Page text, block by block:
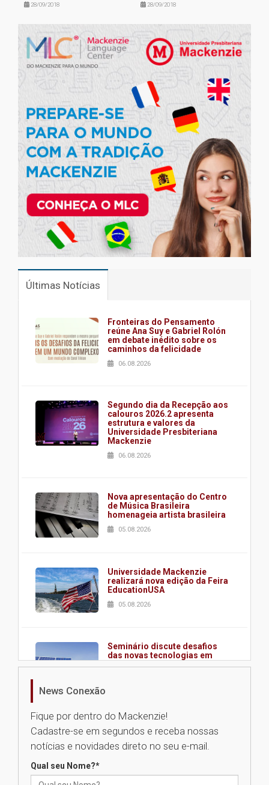
28/09/2018 28/09/2018
Últimas Notícias
Fronteiras do Pensamento
reúne Ana Suy e Gabriel Rolón
em debate inédito sobre os
caminhos da felicidade
06.08.2026
Segundo dia da Recepção aos
calouros 2026.2 apresenta
estrutura e valores da
Universidade Presbiteriana
Mackenzie
06.08.2026
Nova apresentação do Centro
de Música Brasileira
homenageia artista brasileira
05.08.2026
Universidade Mackenzie
realizará nova edição da Feira
EducationUSA
05.08.2026
Seminário discute desafios
das novas tecnologias em
Mackenzie recepciona os
calouros do segundo semestre
de 2026
News Conexão
Fique por dentro do Mackenzie!
Cadastre-se em segundos e receba nossas
notícias e novidades direto no seu e-mail.
Qual seu Nome?*